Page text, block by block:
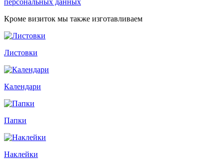
Кроме визиток мы также изготавливаем
Листовки
Календари
Папки
Наклейки